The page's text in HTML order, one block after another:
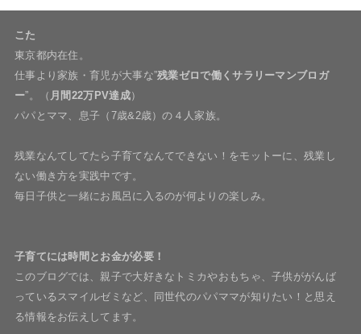
こた
東京都内在住。
仕事より家族・育児が大事な”残業ゼロで働くサラリーマンブロガ
ー”。（ 月間22万PV達成）
パパとママ、息子（7歳&2歳）の４人家族。
残業なんてしてたら子育てなんてできない！をモットーに、残業し
ない働き方を実践中です。
毎日子供と一緒にお風呂に入るのが何よりの楽しみ。
子育てには時間とお金が必要！
このブログでは、親子で大好きなトミカやおもちゃ、子供ががんば
っているスマイルゼミなど、同世代のパパママが知りたい！と思え
る情報をお伝えしてます。